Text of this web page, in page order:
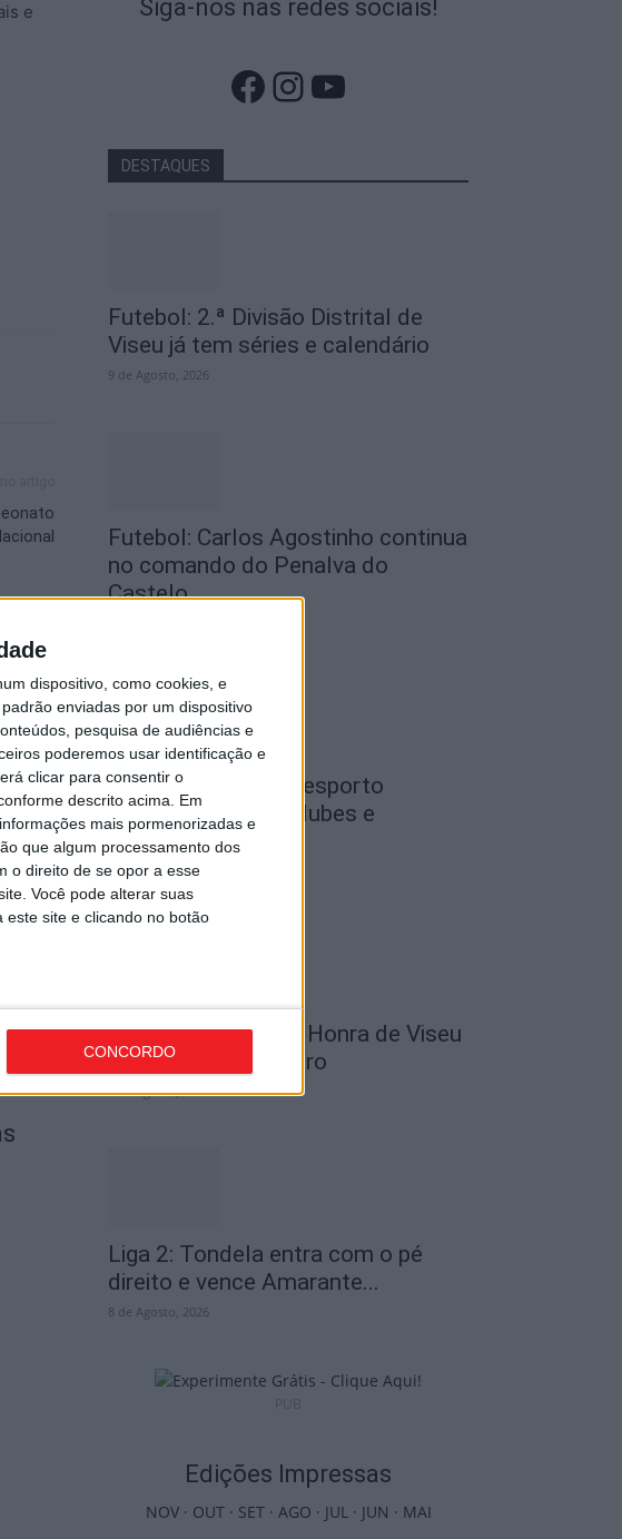
dispositivo, como cookies, e
enviadas por um dispositivo
pesquisa de audiências e
poderemos usar identificação e
clicar para consentir o
descrito acima. Em
mais pormenorizadas e
que algum processamento dos
o direito de se opor a esse
Você pode alterar suas
site e clicando no botão
CONCORDO
e
Siga-nos nas redes sociais!
Facebook
Instagram
YouTube
DESTAQUES
Futebol: 2.ª Divisão Distrital de
Viseu já tem séries e calendário
9 de Agosto, 2026
Futebol: Carlos Agostinho continua
no comando do Penalva do
Castelo
Tondela: Gala do Desporto
distingue atletas, clubes e
dirigentes a 26...
9 de Agosto, 2026
Futebol: Divisão de Honra de Viseu
arranca em setembro
9 de Agosto, 2026
Liga 2: Tondela entra com o pé
direito e vence Amarante...
8 de Agosto, 2026
Edições Impressas
NOV· OUT· SET· AGO · JUL· JUN · MAI